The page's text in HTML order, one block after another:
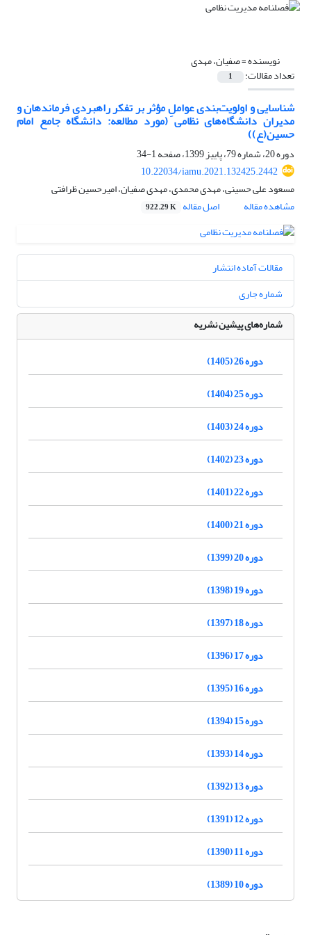
نویسنده =صفیان، مهدی
تعداد مقالات: 1
شناسایی و اولویت‌بندی عواملِ مؤثر بر تفکر راهبردی فرماندهان و
مدیران دانشگاه‌های نظامی (مورد مطالعه: دانشگاه جامع امام
حسین(ع))
دوره 20، شماره 79، پاییز 1399، صفحه
1-34
10.22034/iamu.2021.132425.2442
مسعود علی حسینی، مهدی محمدی، مهدی صفیان، امیرحسین ظرافتی
مشاهده مقاله
اصل مقاله 922.29 K
مقالات آماده انتشار
شماره جاری
شماره‌های پیشین نشریه
دوره 26 (1405)
دوره 25 (1404)
دوره 24 (1403)
دوره 23 (1402)
دوره 22 (1401)
دوره 21 (1400)
دوره 20 (1399)
دوره 19 (1398)
دوره 18 (1397)
دوره 17 (1396)
دوره 16 (1395)
دوره 15 (1394)
دوره 14 (1393)
دوره 13 (1392)
دوره 12 (1391)
دوره 11 (1390)
دوره 10 (1389)